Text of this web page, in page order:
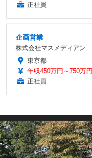
正社員
企画営業
株式会社マスメディアン
東京都
年収450万円～750万円
正社員